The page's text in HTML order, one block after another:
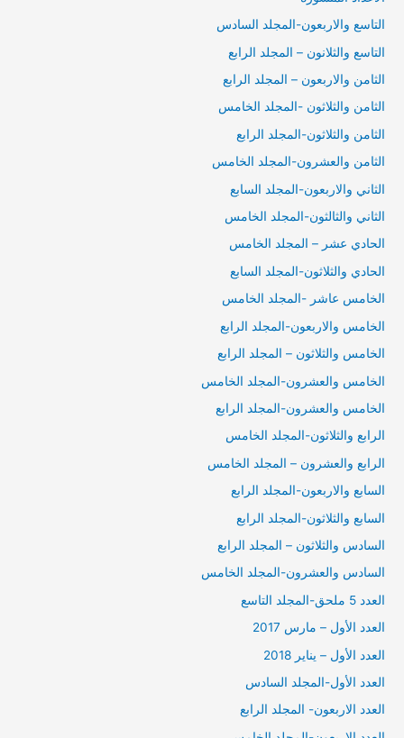
التاسع والاربعون-المجلد السادس
التاسع والثلانون – المجلد الرابع
الثامن والاربعون – المجلد الرابع
الثامن والثلاثون -المجلد الخامس
الثامن والثلاثون-المجلد الرابع
الثامن والعشرون-المجلد الخامس
الثاني والاربعون-المجلد السابع
الثاني والثالثون-المجلد الخامس
الحادي عشر – المجلد الخامس
الحادي والثلاثون-المجلد السابع
الخامس عاشر -المجلد الخامس
الخامس والاربعون-المجلد الرابع
الخامس والثلاثون – المجلد الرابع
الخامس والعشرون-المجلد الخامس
الخامس والعشرون-المجلد الرابع
الرابع والثلاثون-المجلد الخامس
الرابع والعشرون – المجلد الخامس
السابع والاربعون-المجلد الرابع
السابع والثلاثون-المجلد الرابع
السادس والثلاثون – المجلد الرابع
السادس والعشرون-المجلد الخامس
العدد 5 ملحق-المجلد التاسع
العدد الأول – مارس 2017
العدد الأول – يناير 2018
العدد الأول-المجلد السادس
العدد الاربعون- المجلد الرابع